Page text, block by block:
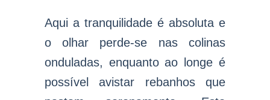
Aqui a tranquilidade é absoluta e
o olhar perde-se nas colinas
onduladas, enquanto ao longe é
possível avistar rebanhos que